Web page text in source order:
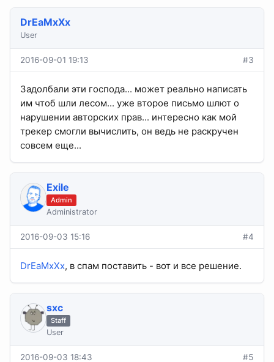
DrEaMxXx
User
2016-09-01 19:13 #3
Задолбали эти господа... может реально написать
им чтоб шли лесом... уже второе письмо шлют о
нарушении авторских прав... интересно как мой
трекер смогли вычислить, он ведь не раскручен
совсем еще...
Exile
Admin
Administrator
2016-09-03 15:16 #4
DrEaMxXx, в спам поставить - вот и все решение.
sхс
Staff
User
2016-09-03 18:43 #5